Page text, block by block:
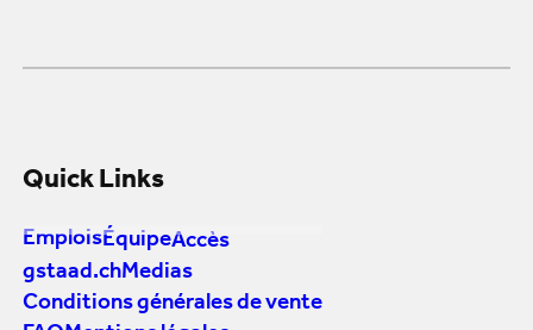
Quick Links
EmploisÉquipeAccès
gstaad.chMedias
Conditions générales de vente